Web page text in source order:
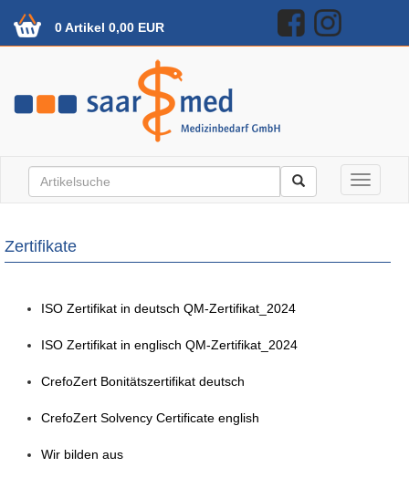
0 Artikel 0,00 EUR
Toggle
Zertifikate
ISO Zertifikat in deutsch QM-Zertifikat_2024
ISO Zertifikat in englisch QM-Zertifikat_2024
CrefoZert Bonitätszertifikat deutsch
CrefoZert Solvency Certificate english
Wir bilden aus